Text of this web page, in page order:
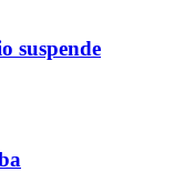
suspende